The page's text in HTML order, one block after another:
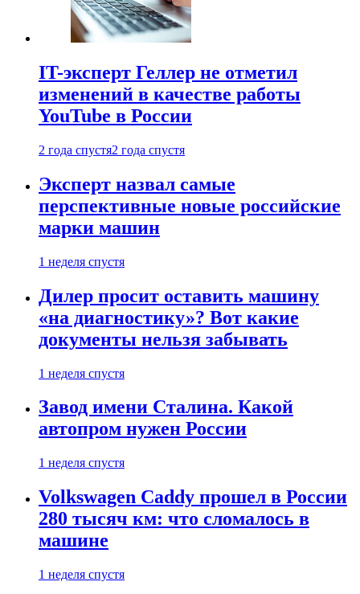
IT-эксперт Геллер не отметил
изменений в качестве работы
YouTube в России
2 года спустя2 года спустя
Эксперт назвал самые
перспективные новые российские
марки машин
1 неделя спустя
Дилер просит оставить машину
«на диагностику»? Вот какие
документы нельзя забывать
1 неделя спустя
Завод имени Сталина. Какой
автопром нужен России
1 неделя спустя
Volkswagen Caddy прошел в России
280 тысяч км: что сломалось в
машине
1 неделя спустя